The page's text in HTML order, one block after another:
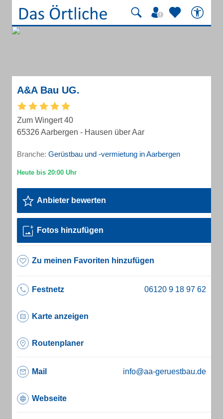
A&A Bau UG.
Zum Wingert 40
65326 Aarbergen - Hausen über Aar
Branche: Gerüstbau und -vermietung in Aarbergen
Anbieter bewerten
Fotos hinzufügen
Zu meinen Favoriten hinzufügen
Festnetz
Karte anzeigen
Routenplaner
Mail info@aa-geruestbau.de
Webseite